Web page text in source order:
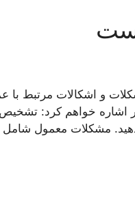
و اشکالات مرتبط با
اشاره خواهم کرد: تشخیص
مشکلات معمول شامل